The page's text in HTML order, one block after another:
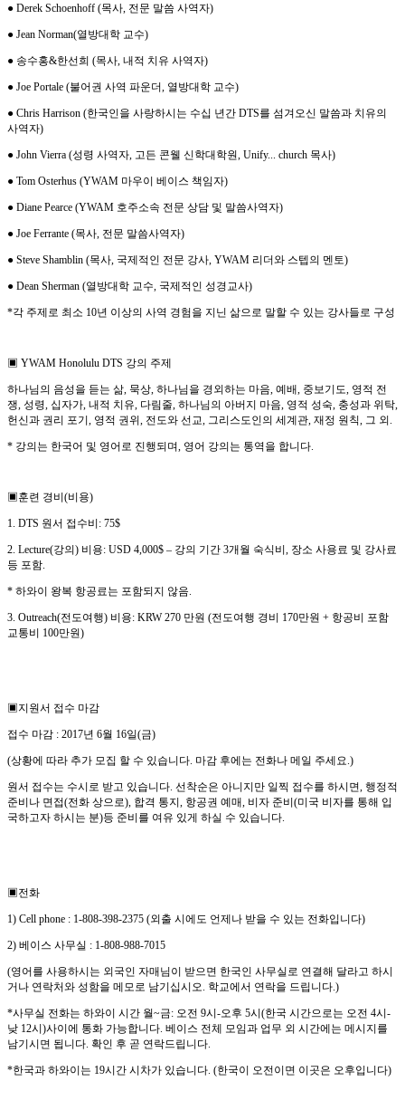
● Derek Schoenhoff (목사, 전문 말씀 사역자)
● Jean Norman(열방대학 교수)
● 송수홍&한선희 (목사, 내적 치유 사역자)
● Joe Portale (불어권 사역 파운더, 열방대학 교수)
● Chris Harrison (한국인을 사랑하시는 수십 년간 DTS를 섬겨오신 말씀과 치유의
사역자)
● John Vierra (성령 사역자, 고든 콘웰 신학대학원, Unify... church 목사)
● Tom Osterhus (YWAM 마우이 베이스 책임자)
● Diane Pearce (YWAM 호주소속 전문 상담 및 말씀사역자)
● Joe Ferrante (목사, 전문 말씀사역자)
● Steve Shamblin (목사, 국제적인 전문 강사, YWAM 리더와 스텝의 멘토)
● Dean Sherman (열방대학 교수, 국제적인 성경교사)
*각 주제로 최소 10년 이상의 사역 경험을 지닌 삶으로 말할 수 있는 강사들로 구성
▣ YWAM Honolulu DTS 강의 주제
하나님의 음성을 듣는 삶, 묵상, 하나님을 경외하는 마음, 예배, 중보기도, 영적 전
쟁, 성령, 십자가, 내적 치유, 다림줄, 하나님의 아버지 마음, 영적 성숙, 충성과 위탁,
헌신과 권리 포기 , 영적 권위 , 전도와 선교, 그리스도인의 세계관, 재정 원칙, 그 외 .
* 강의는 한국어 및 영어로 진행되며, 영어 강의는 통역을 합니다.
▣훈련 경비 (비용)
1. DTS 원서 접수비 : 75$
2. Lecture(강의 ) 비용: USD 4,000$ – 강의 기간 3개월 숙식비 , 장소 사용료 및 강사료
등 포함.
* 하와이 왕복 항공료는 포함되지 않음.
3. Outreach(전도여행) 비용: KRW 270 만원 (전도여행 경비 170만원 + 항공비 포함
교통비 100만원)
▣지원서 접수 마감
접수 마감 : 2017년 6월 16일(금)
(상황에 따라 추가 모집 할 수 있습니다. 마감 후에는 전화나 메일 주세요.)
원서 접수는 수시로 받고 있습니다. 선착순은 아니지만 일찍 접수를 하시면, 행정적
준비나 면접(전화 상으로), 합격 통지 , 항공권 예매, 비자 준비 (미국 비자를 통해 입
국하고자 하시는 분)등 준비를 여유 있게 하실 수 있습니다.
▣전화
1) Cell phone : 1-808-398-2375 (외출 시에도 언제나 받을 수 있는 전화입니다)
2) 베이스 사무실 : 1-808-988-7015
(영어를 사용하시는 외국인 자매님이 받으면 한국인 사무실로 연결해 달라고 하시
거나 연락처와 성함을 메모로 남기십시오. 학교에서 연락을 드립니다.)
*사무실 전화는 하와이 시간 월~금: 오전 9시 -오후 5시 (한국 시간으로는 오전 4시 -
낮 12시 )사이에 통화 가능합니다. 베이스 전체 모임과 업무 외 시간에는 메시지를
남기시면 됩니다. 확인 후 곧 연락드립니다.
*한국과 하와이는 19시간 시차가 있습니다. (한국이 오전이면 이곳은 오후입니다)